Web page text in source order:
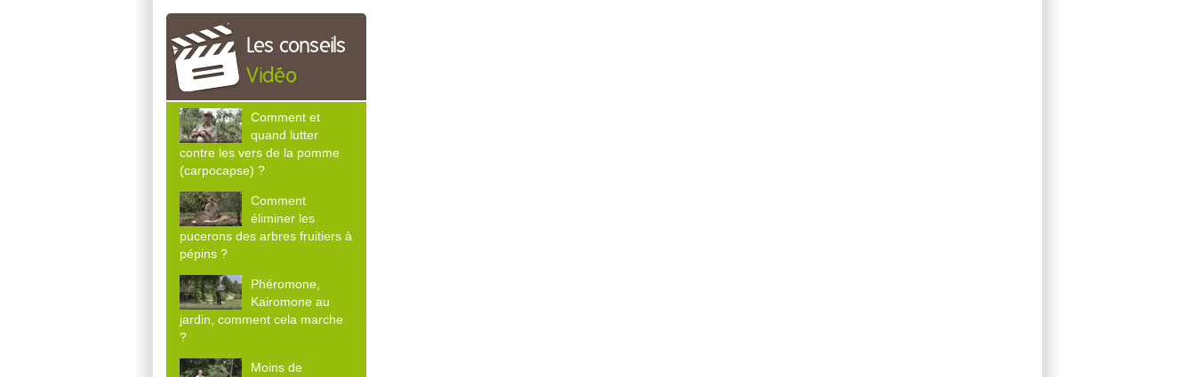
Les conseils
Vidéo
Comment et
quand lutter
contre les vers de la pomme
(carpocapse) ?
Comment
éliminer les
pucerons des arbres fruitiers à
pépins ?
Phéromone,
Kairomone au
jardin, comment cela marche
?
Moins de